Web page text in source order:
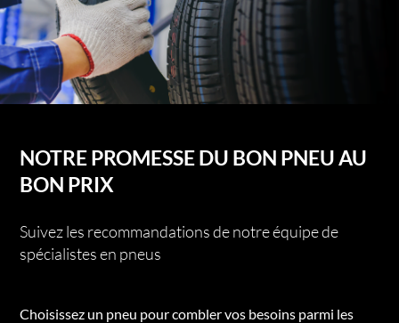
NOTRE PROMESSE DU BON PNEU AU
BON PRIX
Suivez les recommandations de notre équipe de
spécialistes en pneus
Choisissez un pneu pour combler vos besoins parmi les